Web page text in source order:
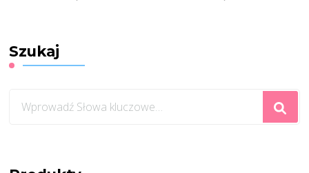
Szukaj
czegoś?